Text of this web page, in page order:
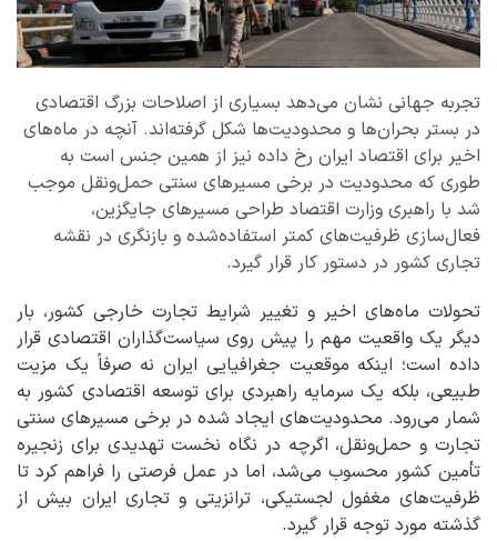
تجربه جهانی نشان می‌دهد بسیاری از اصلاحات بزرگ اقتصادی
در بستر بحران‌ها و محدودیت‌ها شکل گرفته‌اند. آنچه در ماه‌های
اخیر برای اقتصاد ایران رخ داده نیز از همین جنس است به
طوری که محدودیت در برخی مسیرهای سنتی حمل‌ونقل موجب
شد با راهبری وزارت اقتصاد طراحی مسیرهای جایگزین،
فعال‌سازی ظرفیت‌های کمتر استفاده‌شده و بازنگری در نقشه
تجاری کشور در دستور کار قرار گیرد.
تحولات ماه‌های اخیر و تغییر شرایط تجارت خارجی کشور، بار
دیگر یک واقعیت مهم را پیش روی سیاست‌گذاران اقتصادی قرار
داده است؛ اینکه موقعیت جغرافیایی ایران نه صرفاً یک مزیت
طبیعی، بلکه یک سرمایه راهبردی برای توسعه اقتصادی کشور به
شمار می‌رود. محدودیت‌های ایجاد شده در برخی مسیرهای سنتی
تجارت و حمل‌ونقل، اگرچه در نگاه نخست تهدیدی برای زنجیره
تأمین کشور محسوب می‌شد، اما در عمل فرصتی را فراهم کرد تا
ظرفیت‌های مغفول لجستیکی، ترانزیتی و تجاری ایران بیش از
گذشته مورد توجه قرار گیرد.